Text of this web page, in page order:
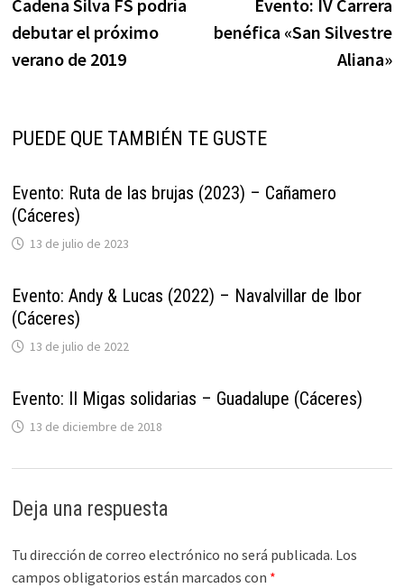
de
entradas
Cadena Silva FS podría
debutar el próximo
verano de 2019
Evento: IV Carrera
benéfica «San Silvestre
Aliana»
PUEDE QUE TAMBIÉN TE GUSTE
Evento: Ruta de las brujas (2023) – Cañamero
(Cáceres)
13 de julio de 2023
Evento: Andy & Lucas (2022) – Navalvillar de Ibor
(Cáceres)
13 de julio de 2022
Evento: II Migas solidarias – Guadalupe (Cáceres)
13 de diciembre de 2018
Deja una respuesta
Tu dirección de correo electrónico no será publicada. Los
campos obligatorios están marcados con *